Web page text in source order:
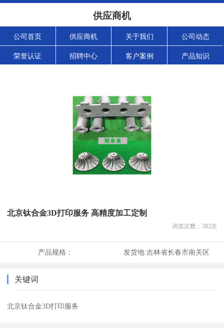
供应商机
公司首页 供应商机 关于我们 公司动态
荣誉认证 招聘中心 客户案例 产品知识
北京钛合金3D打印服务 高精度加工定制
浏览次数： 382次
产品规格： 发货地:吉林省长春市南关区
关键词
北京钛合金3D打印服务